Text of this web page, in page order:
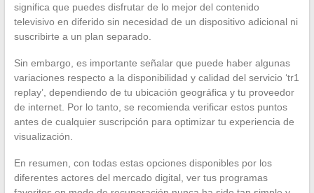
significa que puedes disfrutar de lo mejor del contenido
televisivo en diferido sin necesidad de un dispositivo adicional ni
suscribirte a un plan separado.
Sin embargo, es importante señalar que puede haber algunas
variaciones respecto a la disponibilidad y calidad del servicio ‘tr1
replay’, dependiendo de tu ubicación geográfica y tu proveedor
de internet. Por lo tanto, se recomienda verificar estos puntos
antes de cualquier suscripción para optimizar tu experiencia de
visualización.
En resumen, con todas estas opciones disponibles por los
diferentes actores del mercado digital, ver tus programas